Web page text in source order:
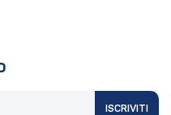
ISCRIVITI